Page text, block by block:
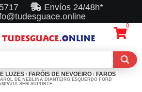
Envíos 24/48h*
0
LUZES / FARÓIS DE NEVOEIRO / FAROS
DE NEBLINA DIANTEIRO ESQUERDO FORD
SEM SUPORTE